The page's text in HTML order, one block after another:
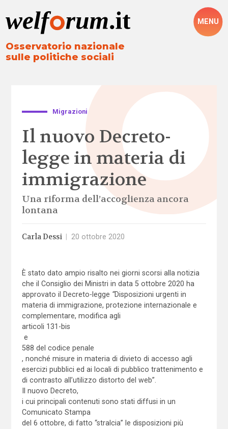
Osservatorio nazionale
sulle politiche sociali
MENU
Migrazioni
Il nuovo Decreto-
legge in materia di
immigrazione
Una riforma dell’accoglienza ancora
lontana
Carla Dessi 20 ottobre 2020
È stato dato ampio risalto nei giorni scorsi alla notizia
che il Consiglio dei Ministri in data 5 ottobre 2020 ha
approvato il Decreto-legge “Disposizioni urgenti in
materia di immigrazione, protezione internazionale e
complementare, modifica agli
articoli 131-bis
e
588 del codice penale
, nonché misure in materia di divieto di accesso agli
esercizi pubblici ed ai locali di pubblico trattenimento e
di contrasto all’utilizzo distorto del web”.
Il nuovo Decreto,
i cui principali contenuti sono stati diffusi in un
Comunicato Stampa
del 6 ottobre, di fatto “stralcia” le disposizioni più